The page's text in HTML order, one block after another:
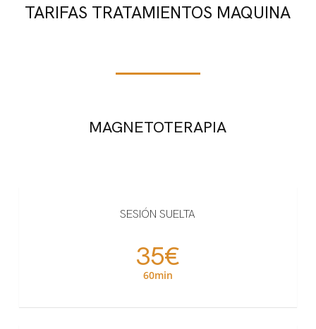
TARIFAS TRATAMIENTOS MAQUINA
MAGNETOTERAPIA
SESIÓN SUELTA
35€
60min